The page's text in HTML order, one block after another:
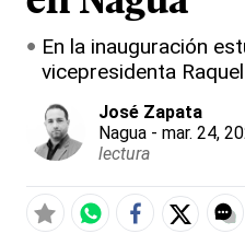
En la inauguración
vicepresidenta
José Zapata
Nagua - mar. 24,
lectura